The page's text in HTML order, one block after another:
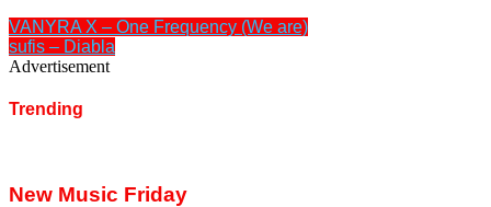
VANYRA X – One Frequency (We are)
sufis – Diabla
Advertisement
Trending
New Music Friday